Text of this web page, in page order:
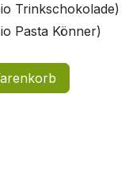
Trinkschokolade)
Pasta Könner)